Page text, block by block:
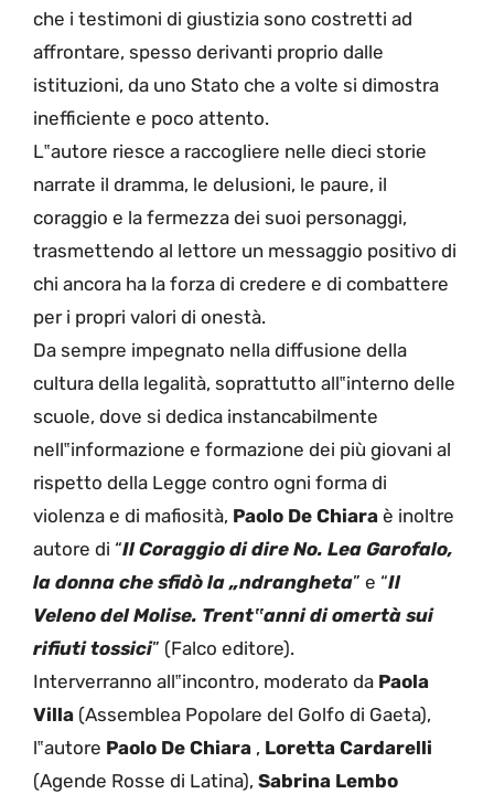
che i testimoni di giustizia sono costretti ad
affrontare, spesso derivanti proprio dalle
istituzioni, da uno Stato che a volte si dimostra
inefficiente e poco attento.
L‟autore riesce a raccogliere nelle dieci storie
narrate il dramma, le delusioni, le paure, il
coraggio e la fermezza dei suoi personaggi,
trasmettendo al lettore un messaggio positivo di
chi ancora ha la forza di credere e di combattere
per i propri valori di onestà.
Da sempre impegnato nella diffusione della
cultura della legalità, soprattutto all‟interno delle
scuole, dove si dedica instancabilmente
nell‟informazione e formazione dei più giovani al
rispetto della Legge contro ogni forma di
violenza e di mafiosità, Paolo De Chiara è inoltre
autore di “Il Coraggio di dire No. Lea Garofalo,
la donna che sfidò la „ndrangheta” e “Il
Veleno del Molise. Trent‟anni di omertà sui
rifiuti tossici” (Falco editore).
Interverranno all‟incontro, moderato da Paola
Villa (Assemblea Popolare del Golfo di Gaeta),
l‟autore Paolo De Chiara , Loretta Cardarelli
(Agende Rosse di Latina), Sabrina Lembo